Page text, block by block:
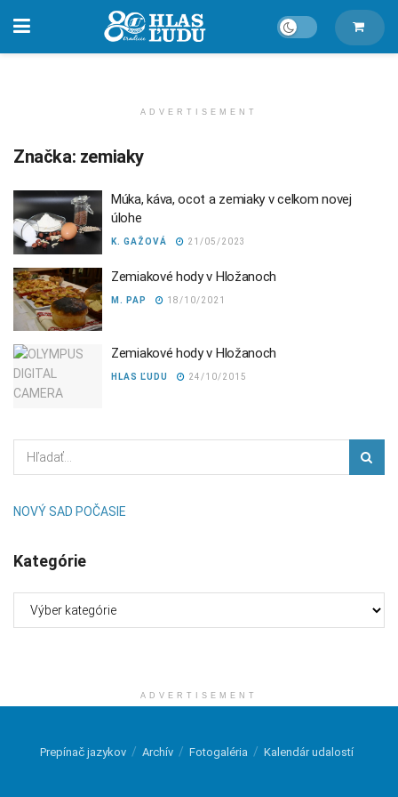
ADVERTISEMENT
Značka: zemiaky
Múka, káva, ocot a zemiaky v celkom novej
úlohe
K. GAŽOVÁ 21/05/2023
Zemiakové hody v Hložanoch
M. PAP 18/10/2021
Zemiakové hody v Hložanoch
HLAS ĽUDU 24/10/2015
NOVÝ SAD POČASIE
Kategórie
ADVERTISEMENT
Prepínač jazykov Archív Fotogaléria Kalendár udalostí